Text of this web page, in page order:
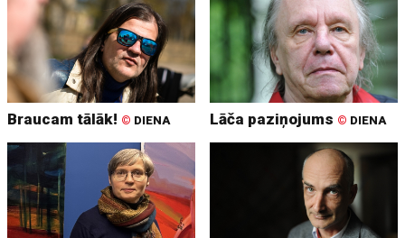
Braucam tālāk! © DIENA Lāča paziņojums © DIENA